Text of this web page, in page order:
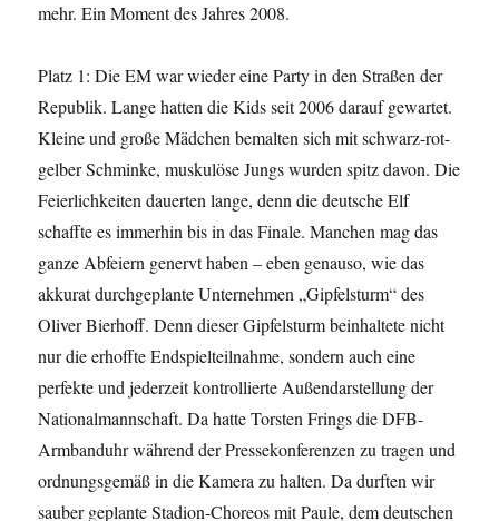
mehr. Ein Moment des Jahres 2008.
Platz 1: Die EM war wieder eine Party in den Straßen der
Republik. Lange hatten die Kids seit 2006 darauf gewartet.
Kleine und große Mädchen bemalten sich mit schwarz-rot-
gelber Schminke, muskulöse Jungs wurden spitz davon. Die
Feierlichkeiten dauerten lange, denn die deutsche Elf
schaffte es immerhin bis in das Finale. Manchen mag das
ganze Abfeiern genervt haben – eben genauso, wie das
akkurat durchgeplante Unternehmen „Gipfelsturm“ des
Oliver Bierhoff. Denn dieser Gipfelsturm beinhaltete nicht
nur die erhoffte Endspielteilnahme, sondern auch eine
perfekte und jederzeit kontrollierte Außendarstellung der
Nationalmannschaft. Da hatte Torsten Frings die DFB-
Armbanduhr während der Pressekonferenzen zu tragen und
ordnungsgemäß in die Kamera zu halten. Da durften wir
sauber geplante Stadion-Choreos mit Paule, dem deutschen